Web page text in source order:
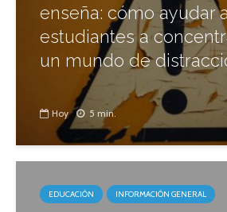
enseña: cómo ayudar
estudiantes a
un mundo de
Hoy 5 min.
EDUCACIÓN INFORMACIÓN GENERAL